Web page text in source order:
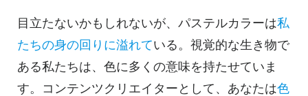
目立たないかもしれないが、パステルカラーは私
たちの身の回りに溢れている。視覚的な生き物で
ある私たちは、色に多くの意味を持たせていま
す。コンテンツクリエイターとして、あなたは色